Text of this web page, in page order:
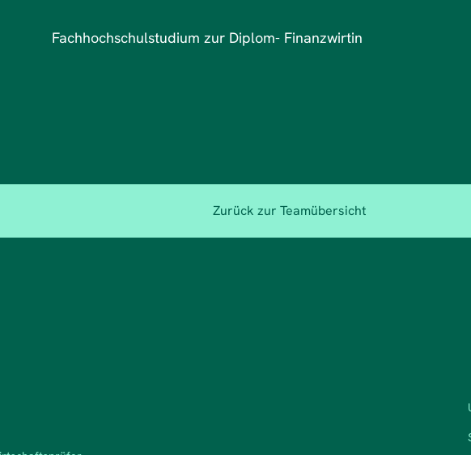
Fachhochschulstudium zur Diplom- Finanzwirtin
Zurück zur Teamübersicht